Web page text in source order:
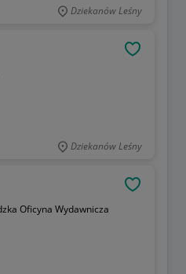
Dziekanów Leśny
Dziekanów Leśny
Oficyna Wydawnicza